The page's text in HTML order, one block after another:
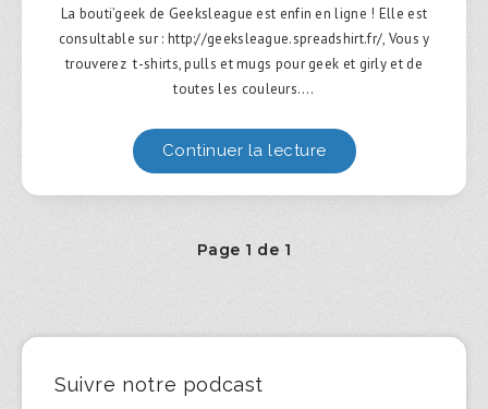
La bouti’geek de Geeksleague est enfin en ligne ! Elle est
consultable sur : http://geeksleague.spreadshirt.fr/, Vous y
trouverez t-shirts, pulls et mugs pour geek et girly et de
toutes les couleurs….
Continuer la lecture
Page 1 de 1
Suivre notre podcast